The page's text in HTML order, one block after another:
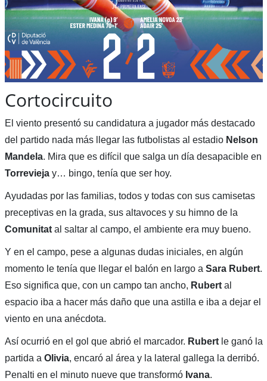
Cortocircuito
El viento presentó su candidatura a jugador más destacado
del partido nada más llegar las futbolistas al estadio Nelson
Mandela. Mira que es difícil que salga un día desapacible en
Torreviejay… bingo, tenía que ser hoy.
Ayudadas por las familias, todos y todas con sus camisetas
preceptivas en la grada, sus altavoces y su himno de la
Comunitatal saltar al campo, el ambiente era muy bueno.
Y en el campo, pese a algunas dudas iniciales, en algún
momento le tenía que llegar el balón en largo a Sara Rubert.
Eso significa que, con un campo tan ancho, Rubertal
espacio iba a hacer más daño que una astilla e iba a dejar el
viento en una anécdota.
Así ocurrió en el gol que abrió el marcador. Rubertle ganó la
partida a Olivia, encaró al área y la lateral gallega la derribó.
Penalti en el minuto nueve que transformó Ivana.